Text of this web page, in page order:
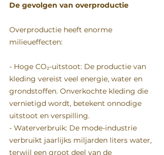
De gevolgen van overproductie
Overproductie heeft enorme
milieueffecten:
- Hoge CO₂-uitstoot: De productie van
kleding vereist veel energie, water en
grondstoffen. Onverkochte kleding die
vernietigd wordt, betekent onnodige
uitstoot en verspilling.
- Waterverbruik: De mode-industrie
verbruikt jaarlijks miljarden liters water,
terwijl een groot deel van de